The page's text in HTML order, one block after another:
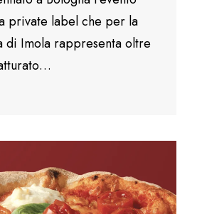
private label che per la
di Imola rappresenta oltre